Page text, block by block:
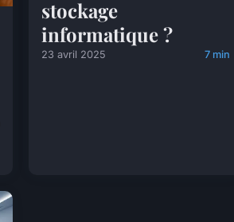
stockage
informatique ?
23 avril 2025 7 min